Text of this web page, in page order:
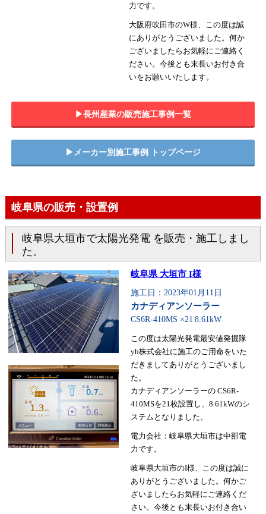
力です。
大阪府吹田市のW様、この度は誠
にありがとうございました。何か
ございましたらお気軽にご連絡く
ださい。今後とも末長いお付き合
いをお願いいたします。
▶︎長州産業の販売施工事例一覧
▶︎メーカー別施工事例 トップページ
岐阜県の販売・設置例
岐阜県大垣市で太陽光発電 を販売・施工しまし
た。
岐阜県 大垣市 I様
施工日：2023年01月11日
カナディアンソーラー
CS6R-410MS ×21 8.61kW
この度は太陽光発電最安値発掘隊
yh株式会社に施工のご用命をいた
だきましてありがとうございまし
た。
カナディアンソーラーの CS6R-
410MSを21枚設置し、8.61kWのシ
ステムとなりました。
電力会社：岐阜県大垣市は中部電
力です。
岐阜県大垣市のI様、この度は誠に
ありがとうございました。何かご
ざいましたらお気軽にご連絡くだ
さい。今後とも末長いお付き合い